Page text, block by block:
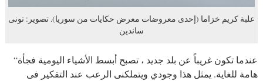
علبة كريم خزاما (إحدى معروضات معرض حكايات من سوريا). تصوير: تونى
ساندين
“عندما تكون غريباً عن بلد جديد ، تصبح أبسط الأشياء اليومية فجأة
هامة للغاية. يمثل هذا وجودي ويتملكنى الرعب عند التفكير فى